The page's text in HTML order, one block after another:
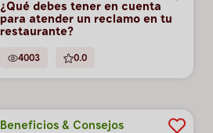
¿Qué debes tener en cuenta
para atender un reclamo en tu
restaurante?
4003 0.0
Beneficios & Consejos